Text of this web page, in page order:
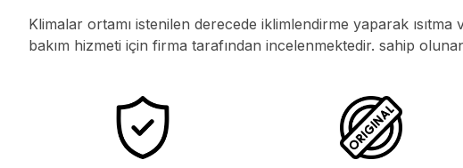
Klimalar ortamı istenilen derecede iklimlendirme yaparak
bakım hizmeti için firma tarafından incelenmektedir. sahip